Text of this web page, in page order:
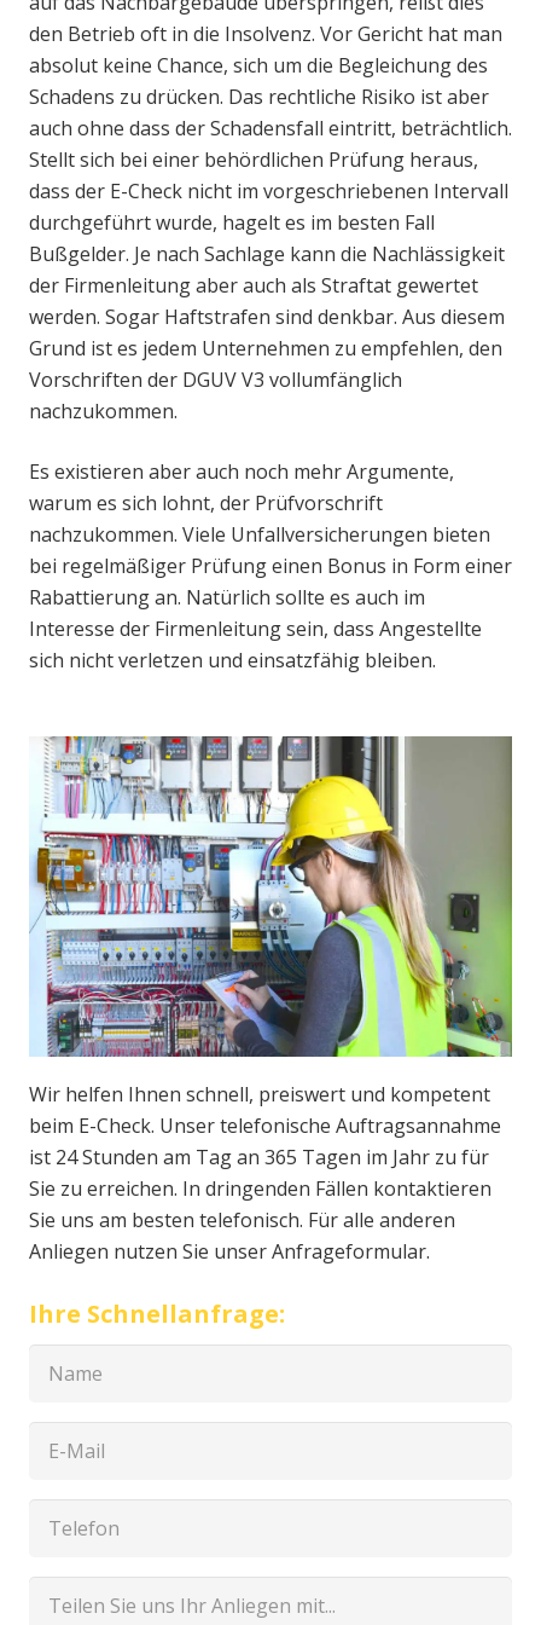
den Betrieb oft in die Insolvenz. Vor Gericht hat man
absolut keine Chance, sich um die Begleichung des
Schadens zu drücken. Das rechtliche Risiko ist aber
auch ohne dass der Schadensfall eintritt, beträchtlich.
Stellt sich bei einer behördlichen Prüfung heraus,
dass der E-Check nicht im vorgeschriebenen Intervall
durchgeführt wurde, hagelt es im besten Fall
Bußgelder. Je nach Sachlage kann die Nachlässigkeit
der Firmenleitung aber auch als Straftat gewertet
werden. Sogar Haftstrafen sind denkbar. Aus diesem
Grund ist es jedem Unternehmen zu empfehlen, den
Vorschriften der DGUV V3 vollumfänglich
nachzukommen.
Es existieren aber auch noch mehr Argumente,
warum es sich lohnt, der Prüfvorschrift
nachzukommen. Viele Unfallversicherungen bieten
bei regelmäßiger Prüfung einen Bonus in Form einer
Rabattierung an. Natürlich sollte es auch im
Interesse der Firmenleitung sein, dass Angestellte
sich nicht verletzen und einsatzfähig bleiben.
Wir helfen Ihnen schnell, preiswert und kompetent
beim E-Check. Unser telefonische Auftragsannahme
ist 24 Stunden am Tag an 365 Tagen im Jahr zu für
Sie zu erreichen. In dringenden Fällen kontaktieren
Sie uns am besten telefonisch. Für alle anderen
Anliegen nutzen Sie unser Anfrageformular.
Ihre Schnellanfrage: